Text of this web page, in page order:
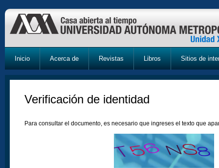
Inicio Acerca de Revistas Libros Sitios de
Verificación de identidad
Para consultar el documento, es necesario que ingreses el texto que